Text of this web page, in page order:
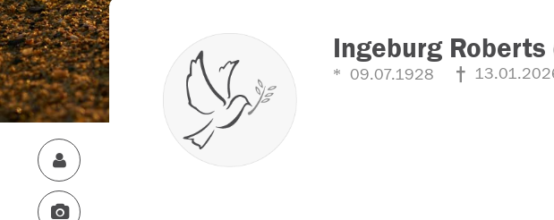
Ingeburg Roberts
09.07.1928